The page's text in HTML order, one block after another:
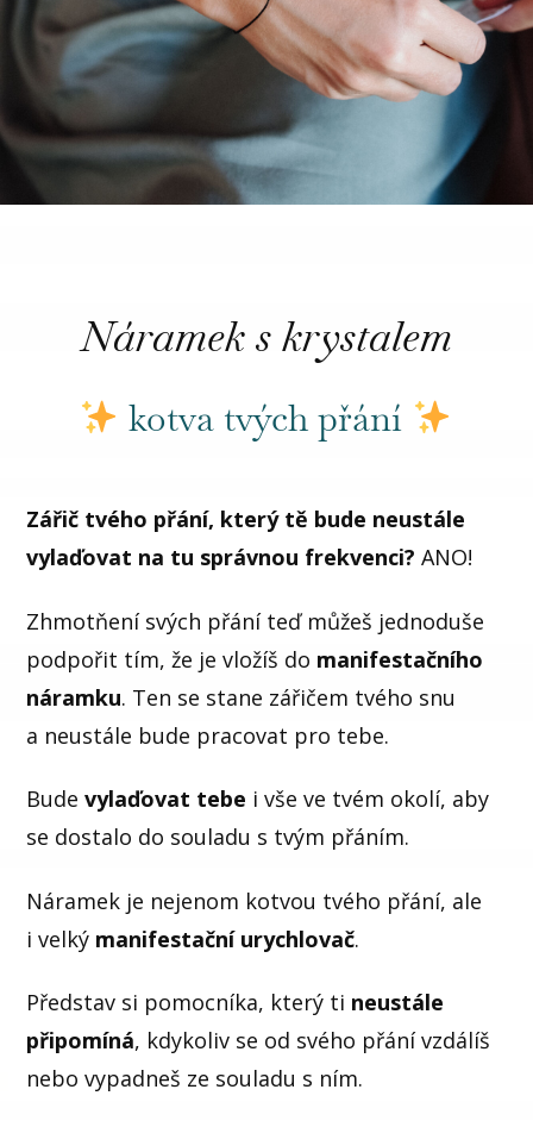
Náramek s krystalem
kotva tvých přání
Zářič tvého přání, který tě bude neustále
vylaďovat na tu správnou frekvenci? ANO!
Zhmotňení svých přání teď můžeš jednoduše
podpořit tím, že je vložíš do manifestačního
náramku. Ten se stane zářičem tvého snu
a neustále bude pracovat pro tebe.
Budevylaďovat tebe i vše ve tvém okolí, aby
se dostalo do souladu s tvým přáním.
Náramek je nejenom kotvou tvého přání, ale
i velký manifestační urychlovač.
Představ si pomocníka, který ti neustále
připomíná, kdykoliv se od svého přání vzdálíš
nebo vypadneš ze souladu s ním.